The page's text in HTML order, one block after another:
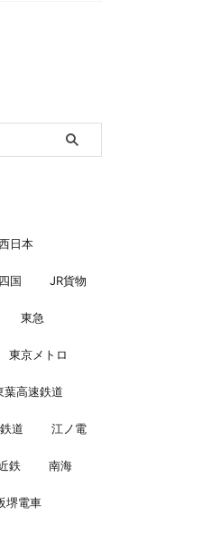
日本
国 JR貨物
東急
東京メトロ
葉高速鉄道
道 江ノ電
鉄 南海
堺電車